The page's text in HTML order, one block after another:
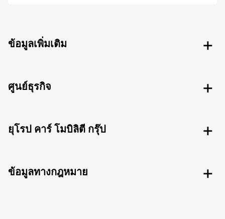
ข้อมูลเพิ่มเติม
ศูนย์ธุรกิจ
ยุโรป คาร์ โมบิลิตี กรุ๊ป
ข้อมูลทางกฎหมาย